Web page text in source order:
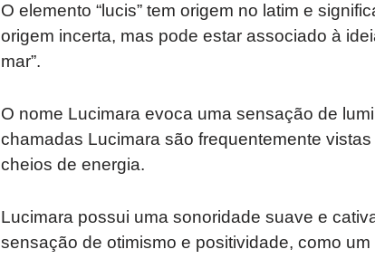
O elemento “lucis” tem origem no latim e
origem incerta, mas pode estar associado à
mar”.
O nome Lucimara evoca uma sensação de
chamadas Lucimara são frequentemente
cheios de energia.
Lucimara possui uma sonoridade suave e
sensação de otimismo e positividade, como